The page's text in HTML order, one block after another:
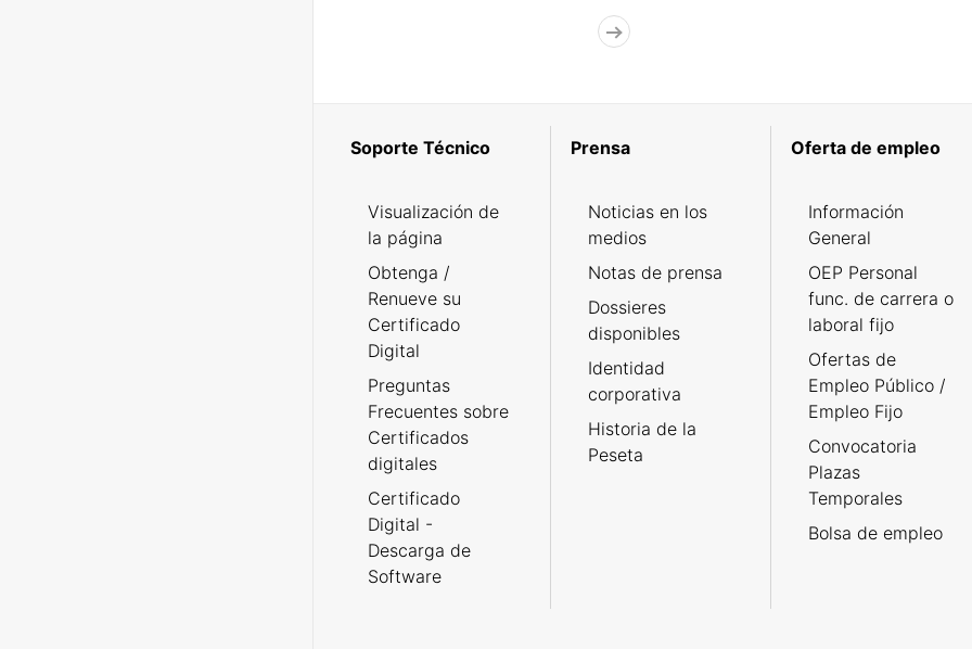
Soporte Técnico
Visualización de
la página
Obtenga /
Renueve su
Certificado
Digital
Preguntas
Frecuentes sobre
Certificados
digitales
Certificado
Digital -
Descarga de
Software
Prensa
Noticias en los
medios
Notas de prensa
Dossieres
disponibles
Identidad
corporativa
Historia de la
Peseta
Oferta de empleo
Información
General
OEP Personal
func. de carrera o
laboral fijo
Ofertas de
Empleo Público /
Empleo Fijo
Convocatoria
Plazas
Temporales
Bolsa de empleo